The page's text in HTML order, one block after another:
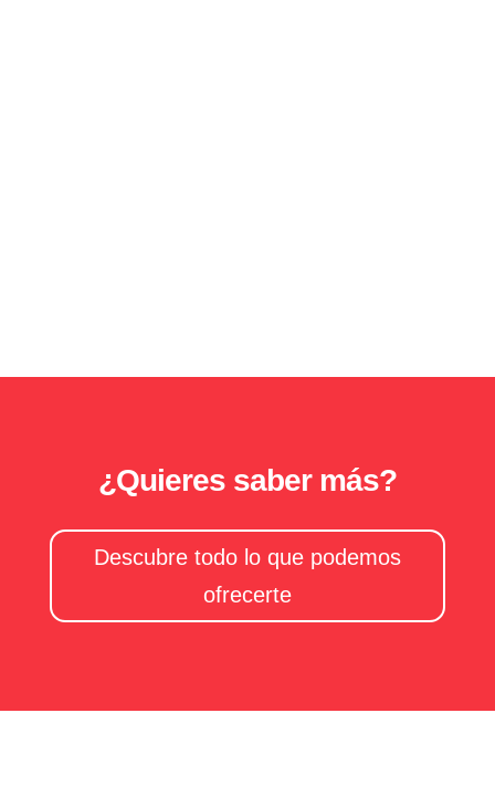
¿Quieres saber más?
Descubre todo lo que podemos
ofrecerte